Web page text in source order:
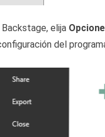
elija
del